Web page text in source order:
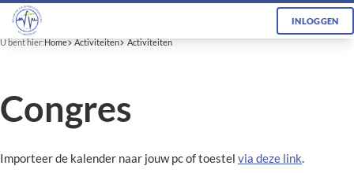
INLOGGEN
U bent hier:Home Activiteiten Activiteiten
Congres
Importeer de kalender naar jouw pc of toestel via deze link.